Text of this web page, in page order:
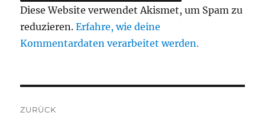
Diese Website verwendet Akismet, um Spam zu
reduzieren.Erfahre, wie deine
Kommentardaten verarbeitet werden.
ZURÜCK